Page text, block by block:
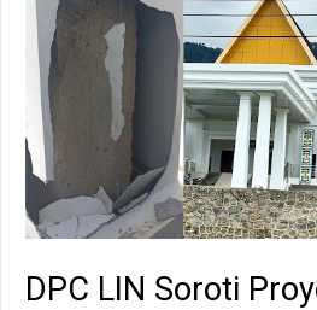
DPC LIN Soroti